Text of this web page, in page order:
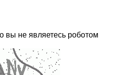
вы не являетесь роботом